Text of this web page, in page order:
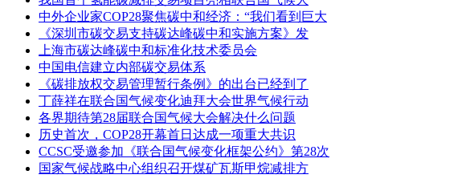
中外企业家COP28聚焦碳中和经济：“我们看到巨大
《深圳市碳交易支持碳达峰碳中和实施方案》发
上海市碳达峰碳中和标准化技术委员会
中国电信建立内部碳交易体系
《碳排放权交易管理暂行条例》的出台已经到了
丁薛祥在联合国气候变化迪拜大会世界气候行动
各界期待第28届联合国气候大会解决什么问题
历史首次，COP28开幕首日达成一项重大共识
CCSC受邀参加《联合国气候变化框架公约》第28次
国家气候战略中心组织召开煤矿瓦斯甲烷减排方